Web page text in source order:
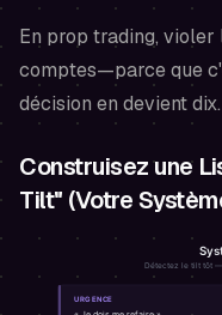
En prop trading,
comptes—parce que
décision en devient dix.
Construisez une
Tilt" (Votre